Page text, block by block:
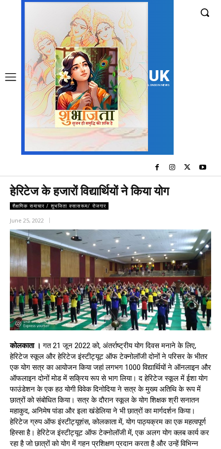
UK
LONDON NEWS
हेरिटेज के हजारों विद्यार्थियों ने किया योग
शैक्षणिक समाचार / शुभजिता क्सासरूम/ रोजगार
June 25, 2022
कोलकाता । गत 21 जून 2022 को, अंतर्राष्ट्रीय योग दिवस मनाने के लिए,
हेरिटेज स्कूल और हेरिटेज इंस्टीट्यूट ऑफ टेक्नोलॉजी दोनों ने परिसर के भीतर
एक योग सत्र का आयोजन किया जहां लगभग 1000 विद्यार्थियों ने ऑनलाइन और
ऑफलाइन दोनों मोड में सक्रिय रूप से भाग लिया। द हेरिटेज स्कूल में ईशा योग
फाउंडेशन के एक हठ योगी विवेक दिनोदिया ने सत्र के मुख्य अतिथि के रूप में
छात्रों को संबोधित किया। सत्र के दौरान स्कूल के योग शिक्षक श्री सनातन
महाकुद, अनिमेष पांडा और इला खंडेलिया ने भी छात्रों का मार्गदर्शन किया।
हेरिटेज ग्रुप ऑफ इंस्टीट्यूशंस, कोलकाता में, योग पाठ्यक्रम का एक महत्वपूर्ण
हिस्सा है। हेरिटेज इंस्टीट्यूट ऑफ टेक्नोलॉजी में, एक अलग योग क्लब कार्य कर
रहा है जो छात्रों को योग में गहन प्रशिक्षण प्रदान करता है और उन्हें विभिन्न